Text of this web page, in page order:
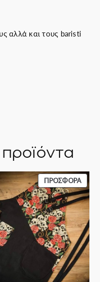
αλλά και τους baristi
ΠΡΟΣΦΟΡΆ
ΣΕ